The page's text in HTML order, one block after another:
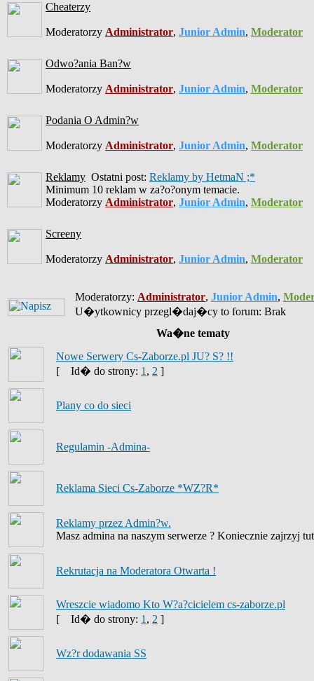
Cheaterzy
Moderatorzy Administrator, Junior Admin, Moderator
Odwo?ania Ban?w
Moderatorzy Administrator, Junior Admin, Moderator
Podania O Admin?w
Moderatorzy Administrator, Junior Admin, Moderator
Reklamy Ostatni post: Reklamy by HetmaN ;*
Minimum 10 reklam w za?o?onym temacie.
Moderatorzy Administrator, Junior Admin, Moderator
Screeny
Moderatorzy Administrator, Junior Admin, Moderator
Moderatorzy: Administrator, Junior Admin,
U�ytkownicy przegl�daj�cy to forum: Brak
Wa�ne tematy
Nowe Serwery Cs-Zaborze.pl JU? S? !!
[
Id� do strony: 1 , 2 ]
Plany co do sieci
Regulamin -Admina-
Reklama Sieci Cs-Zaborze *WZ?R*
Reklamy przez Admin?w.
Masz admina na naszym serwerze ? Koniecznie zajrzyj
Rekrutacja na Moderatora Otwarta !
Wreszcie wiadomo Kto W?a?cicielem cs-zaborze.pl
[
Id� do strony: 1 , 2 ]
Wz?r dodawania SS